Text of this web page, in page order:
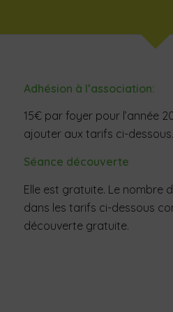
Adhésion à l’association:
15€ par foyer pour l’année
ajouter aux tarifs ci-dessous.
Séance découverte
Elle est gratuite. Le nombre
dans les tarifs ci-dessous
découverte gratuite.